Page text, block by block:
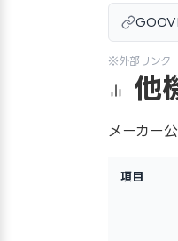
※外部リンク
他
メーカー
項目